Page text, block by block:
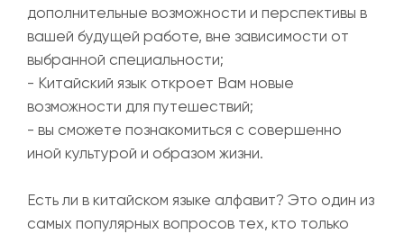
дополнительные возможности и перспективы в
вашей будущей работе, вне зависимости от
выбранной специальности;
- Китайский язык откроет Вам новые
возможности для путешествий;
- вы сможете познакомиться с совершенно
иной культурой и образом жизни.
Есть ли в китайском языке алфавит? Это один из
самых популярных вопросов тех, кто только